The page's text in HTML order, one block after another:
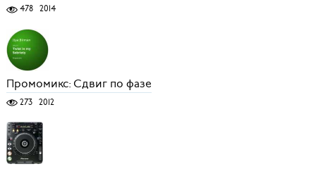
478 2014
Промомикс: Сдвиг по фазе
273 2012